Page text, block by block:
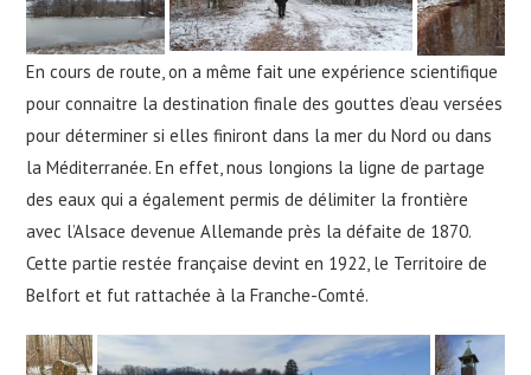
En cours de route, on a même fait une expérience scientifique
pour connaitre la destination finale des gouttes d’eau versées
pour déterminer si elles finiront dans la mer du Nord ou dans
la Méditerranée. En effet, nous longions la ligne de partage
des eaux qui a également permis de délimiter la frontière
avec l’Alsace devenue Allemande près la défaite de 1870.
Cette partie restée française devint en 1922, le Territoire de
Belfort et fut rattachée à la Franche-Comté.